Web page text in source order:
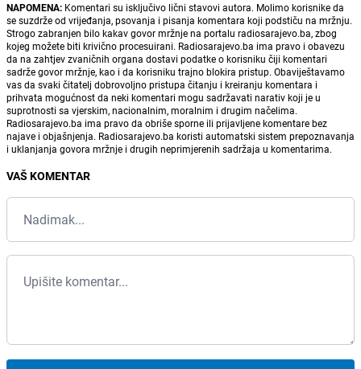
NAPOMENA: Komentari su isključivo lični stavovi autora. Molimo korisnike da
se suzdrže od vrijeđanja, psovanja i pisanja komentara koji podstiču na mržnju.
Strogo zabranjen bilo kakav govor mržnje na portalu radiosarajevo.ba, zbog
kojeg možete biti krivično procesuirani. Radiosarajevo.ba ima pravo i obavezu
da na zahtjev zvaničnih organa dostavi podatke o korisniku čiji komentari
sadrže govor mržnje, kao i da korisniku trajno blokira pristup. Obaviještavamo
vas da svaki čitatelj dobrovoljno pristupa čitanju i kreiranju komentara i
prihvata mogućnost da neki komentari mogu sadržavati narativ koji je u
suprotnosti sa vjerskim, nacionalnim, moralnim i drugim načelima.
Radiosarajevo.ba ima pravo da obriše sporne ili prijavljene komentare bez
najave i objašnjenja. Radiosarajevo.ba koristi automatski sistem prepoznavanja
i uklanjanja govora mržnje i drugih neprimjerenih sadržaja u komentarima.
VAŠ KOMENTAR